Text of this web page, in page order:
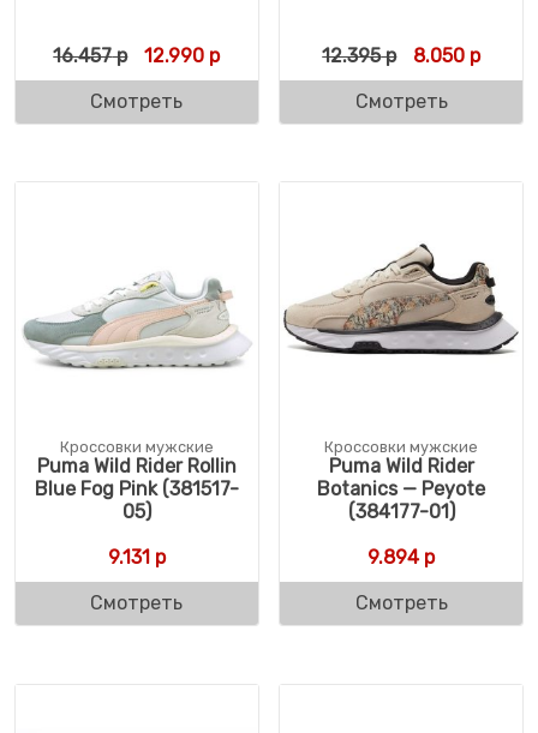
16.457р Первоначальная цена составляла 16.457
12.990 рТекущая цена: 12.990 р.
Смотреть
12.395р 8.050 р
Смотреть
Кроссовки мужские
Puma Wild Rider Rollin
Blue Fog Pink (381517-
05)
9.131р
Смотреть
Кроссовки мужские
Puma Wild Rider
Botanics — Peyote
(384177-01)
9.894р
Смотреть